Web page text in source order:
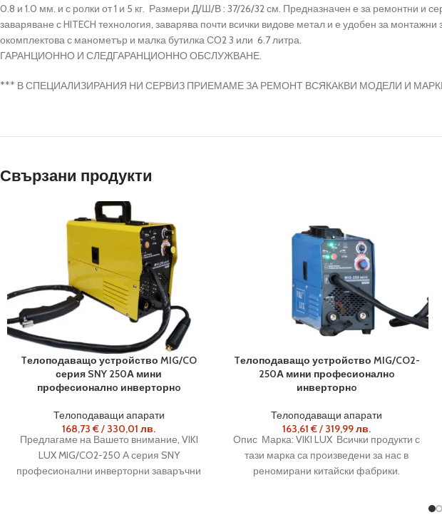
0.8 и 1.0 мм. и с ролки от 1 и 5 кг. Размери Д/Ш/В : 37/26/32 см. Предназначен е за ремонтни и
заваряване с HITECH технология, заварява почти всички видове метал и е удобен за
окомплектова с манометър и малка бутилка СО2 3 или 6.7 литра.
ГАРАНЦИОННО И СЛЕДГАРАНЦИОННО ОБСЛУЖВАНЕ.
*** В СПЕЦИАЛИЗИРАНИЯ НИ СЕРВИЗ ПРИЕМАМЕ ЗА РЕМОНТ ВСЯКАКВИ МОДЕЛИ И
Свързани продукти
Tелоподаващо устройство MIG/CO
серия SNY 250А мини
професионалнo инверторнo
Телоподаващи апарати
168,73€/ 330,01лв.
Предлагаме на Вашето внимание, VIKI
LUX MIG/CO2-250 А серия SNY
професионални инверторни заваръчни
Tелоподаващо устройство MIG/CO2-
250А мини професионалнo
инверторнo
Телоподаващи апарати
163,61€/ 319,99лв.
Опис Марка: VIKI LUX Всички продукти с
тази марка са произведени за нас в
реномирани китайски фабрики.